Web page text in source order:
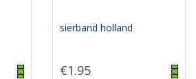
sierband holland
€1.95